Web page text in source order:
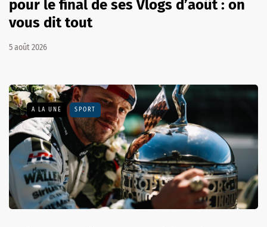
pour le final de ses Vlogs d’août : on
vous dit tout
5 août 2026
A LA UNE SPORT